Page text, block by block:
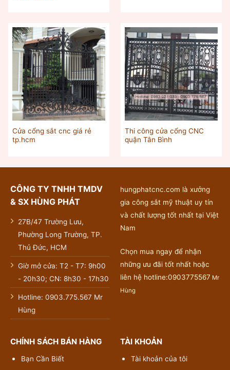
Cửa cổng sắt cnc giá rẻ
tp.hcm
Thi công cửa cổng CNC
quận Tân Bình
CÔNG TY TNHH TMDV
& SX HÙNG PHÁT
27B/47 Trường Lưu,
Phường Long Trường, TP.
Thủ Đức, HCM
Giờ mở cửa: T2 - T7: 9h00
- 20h30; CN: 8h30 - 17h30
Hotline: 0903.775.567 Mr
Hùng
hungphatcnc.com là xưởng
gia công sắt mỹ thuật uy tín
và chất lượng tốt nhất tại Việt
Nam
Chọn mua ngay để nhận
những ưu đãi tốt nhất hoặc
liên hệ hotline:0903775567 Mr
Hùng
CHÍNH SÁCH BÁN HÀNG
Bạn Cần Biết
TÀI KHOẢN
Tài khoản của tôi